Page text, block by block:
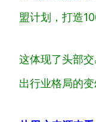
盟计划，打造
这体现了头部
出行业格局的变